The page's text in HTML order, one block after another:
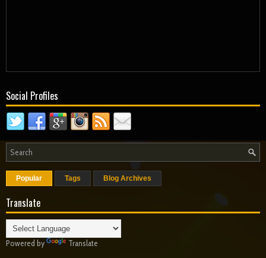
Social Profiles
Popular Tags Blog Archives
Translate
Powered by Translate